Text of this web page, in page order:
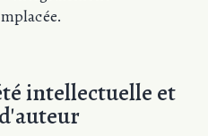
intellectuelle et